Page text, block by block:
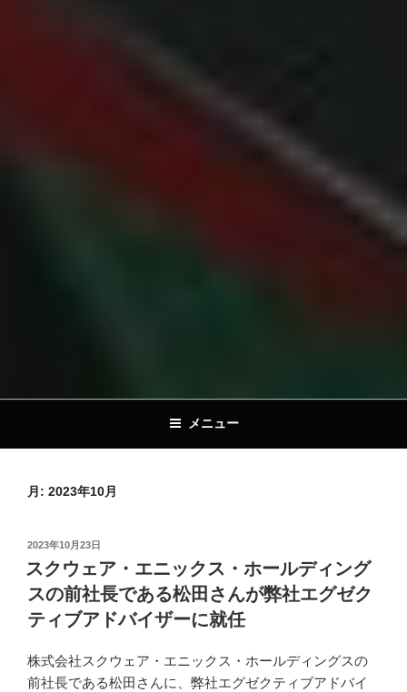
メニュー
月: 2023年10月
投
稿
日:
2023年10月23日
スクウェア・エニックス・ホールディング
スの前社長である松田さんが弊社エグゼク
ティブアドバイザーに就任
株式会社スクウェア・エニックス・ホールディングスの
前社長である松田さんに、弊社エグゼクティブアドバイ